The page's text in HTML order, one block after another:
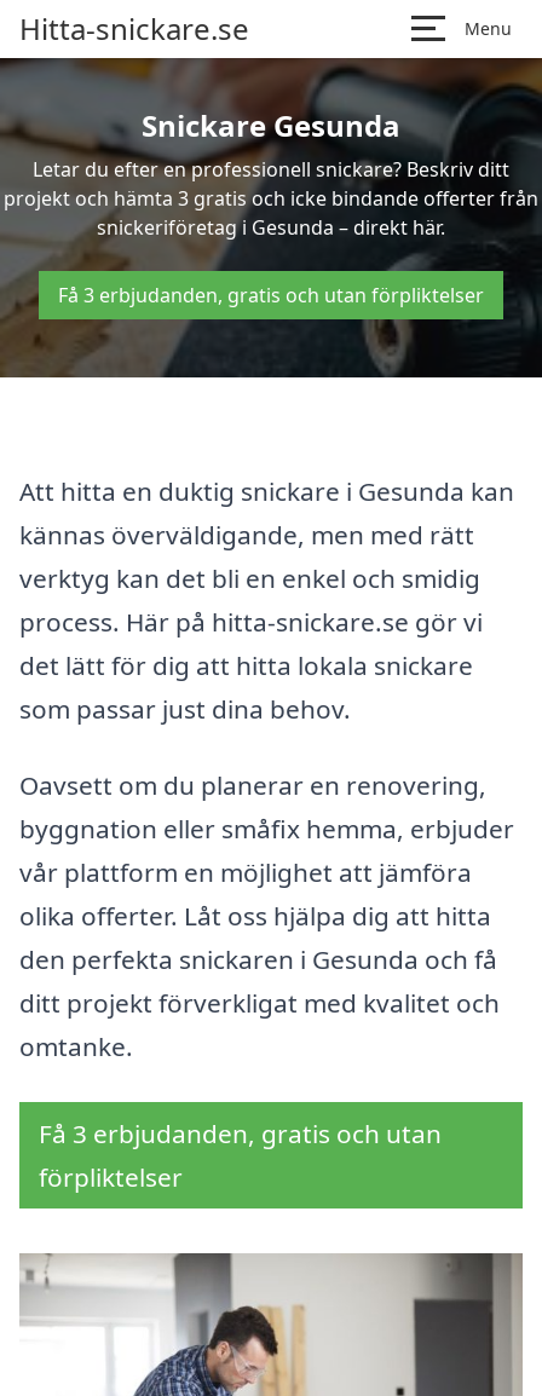
Hitta-snickare.se Menu
Snickare Gesunda
Letar du efter en professionell snickare? Beskriv ditt
projekt och hämta 3 gratis och icke bindande offerter från
snickeriföretag i Gesunda – direkt här.
Få 3 erbjudanden, gratis och utan förpliktelser
Att hitta en duktig snickare i Gesunda kan
kännas överväldigande, men med rätt
verktyg kan det bli en enkel och smidig
process. Här på hitta-snickare.se gör vi
det lätt för dig att hitta lokala snickare
som passar just dina behov.
Oavsett om du planerar en renovering,
byggnation eller småfix hemma, erbjuder
vår plattform en möjlighet att jämföra
olika offerter. Låt oss hjälpa dig att hitta
den perfekta snickaren i Gesunda och få
ditt projekt förverkligat med kvalitet och
omtanke.
Få 3 erbjudanden, gratis och utan
förpliktelser